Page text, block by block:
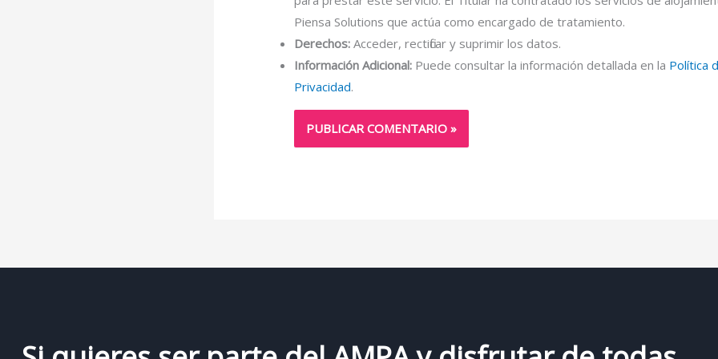
Piensa Solutions que actúa como encargado de tratamiento.
Derechos: Acceder, rectificar y suprimir los datos.
Información Adicional: Puede consultar la información detallada en la Política
Privacidad.